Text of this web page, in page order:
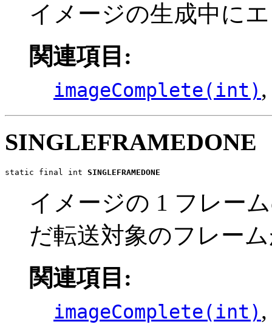
イメージの生成中に
関連項目:
imageComplete(int)
SINGLEFRAMEDONE
static final int SINGLEFRAMEDONE
イメージの 1 フレー
だ転送対象のフレー
関連項目:
imageComplete(int)